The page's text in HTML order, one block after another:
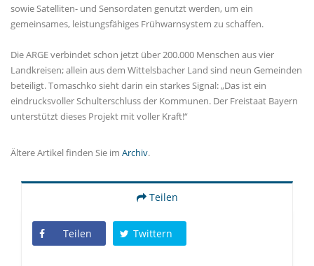
sowie Satelliten- und Sensordaten genutzt werden, um ein
gemeinsames, leistungsfähiges Frühwarnsystem zu schaffen.
Die ARGE verbindet schon jetzt über 200.000 Menschen aus vier
Landkreisen; allein aus dem Wittelsbacher Land sind neun Gemeinden
beteiligt. Tomaschko sieht darin ein starkes Signal: „Das ist ein
eindrucksvoller Schulterschluss der Kommunen. Der Freistaat Bayern
unterstützt dieses Projekt mit voller Kraft!“
Ältere Artikel finden Sie im Archiv.
Teilen
Teilen Twittern